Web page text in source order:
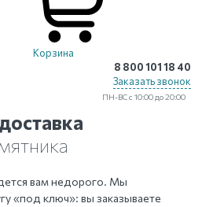
Корзина
8 800 101 18 40
Заказать звонок
ПН-ВС с 10:00 до 20:00
вам недорого. Мы
«под ключ»: вы заказываете